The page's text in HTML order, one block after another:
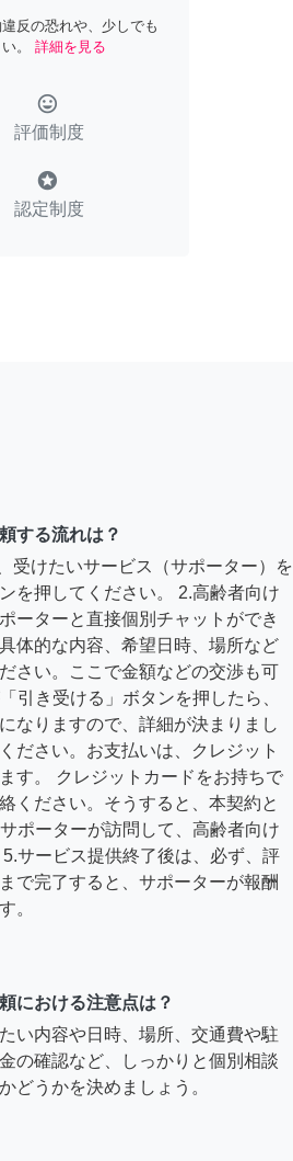
反の恐れや、少しでも
。
詳細を見る
tag_faces
評価制度
stars
認定制度
する流れは？
受けたいサービス（サポーター）を
を押してください。 2.高齢者向け
ーターと直接個別チャットができ
体的な内容、希望日時、場所など
さい。ここで金額などの交渉も可
引き受ける」ボタンを押したら、
なりますので、詳細が決まりまし
ださい。お支払いは、クレジット
す。 クレジットカードをお持ちで
ください。そうすると、本契約と
ポーターが訪問して、高齢者向け
サービス提供終了後は、必ず、評
で完了すると、サポーターが報酬
。
における注意点は？
い内容や日時、場所、交通費や駐
の確認など、しっかりと個別相談
どうかを決めましょう。